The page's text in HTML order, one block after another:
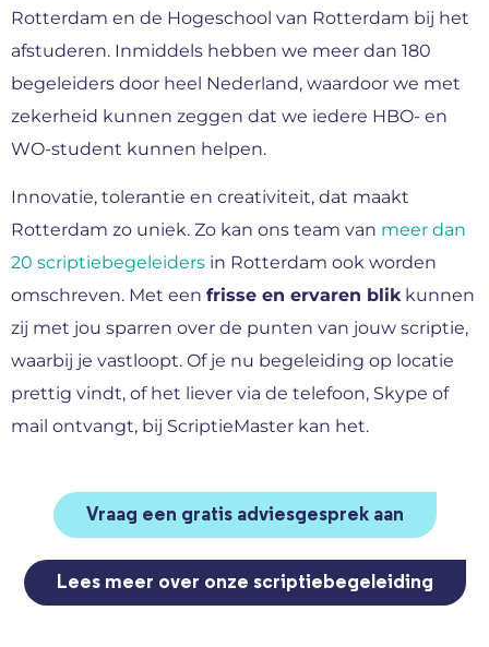
Rotterdam en de Hogeschool van Rotterdam bij het
afstuderen. Inmiddels hebben we meer dan 180
begeleiders door heel Nederland, waardoor we met
zekerheid kunnen zeggen dat we iedere HBO- en
WO-student kunnen helpen.
Innovatie, tolerantie en creativiteit, dat maakt
Rotterdam zo uniek. Zo kan ons team van meer dan
20 scriptiebegeleiders in Rotterdam ook worden
omschreven. Met een frisse en ervaren blikkunnen
zij met jou sparren over de punten van jouw scriptie,
waarbij je vastloopt. Of je nu begeleiding op locatie
prettig vindt, of het liever via de telefoon, Skype of
mail ontvangt, bij ScriptieMaster kan het.
Vraag een gratis adviesgesprek aan
Lees meer over onze scriptiebegeleiding